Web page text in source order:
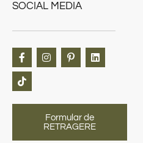
SOCIAL MEDIA
Formular de
RETRAGERE